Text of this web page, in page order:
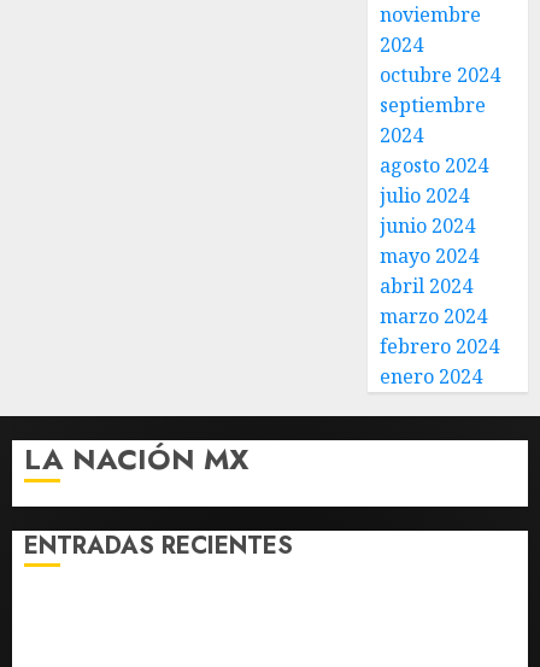
noviembre
2024
octubre 2024
septiembre
2024
agosto 2024
julio 2024
junio 2024
mayo 2024
abril 2024
marzo 2024
febrero 2024
enero 2024
LA NACIÓN MX
ENTRADAS RECIENTES